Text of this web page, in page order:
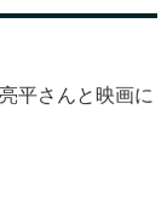
平さんと映画に